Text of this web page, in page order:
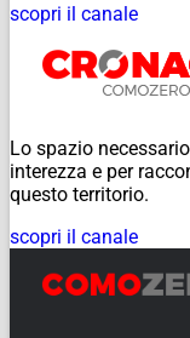
scopri il canale
Lo spazio
interezza e per
questo territorio.
scopri il canale